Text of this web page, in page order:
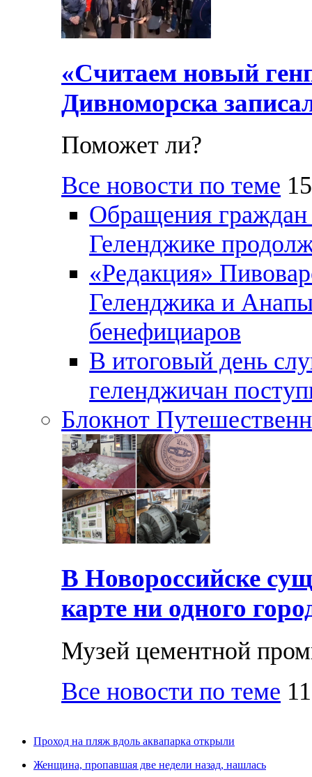
«Считаем новый
Дивноморска
Поможет ли?
Все новости по теме
Обращения граждан
Геленджике
«Редакция»
Геленджика и
бенефициаров
В итоговый день
геленджичан
Блокнот
В Новороссийске
карте ни одного
Музей цементной
Все новости по теме
Проход на пляж вдоль аквапарка открыли
Женщина, пропавшая две недели назад, нашлась